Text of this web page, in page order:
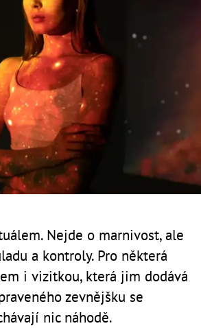
Nejde o marnivost, ale
a kontroly. Pro některá
i vizitkou, která jim dodává
zevnějšku se
nic náhodě.